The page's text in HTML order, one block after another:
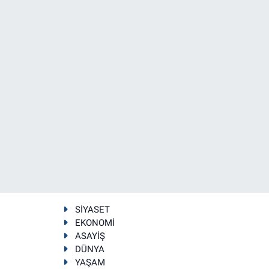
SİYASET
EKONOMİ
ASAYİŞ
DÜNYA
YAŞAM